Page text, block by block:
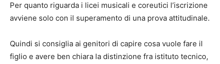
Per quanto riguarda i licei musicali e coreutici l’iscrizione
avviene solo con il superamento di una prova attitudinale.
Quindi si consiglia ai genitori di capire cosa vuole fare il
figlio e avere ben chiara la distinzione fra istituto tecnico,